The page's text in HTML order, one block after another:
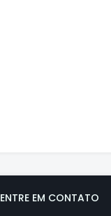
ENTRE EM CONTATO